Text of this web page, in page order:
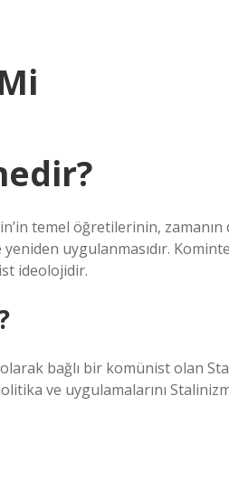
temel öğretilerinin, zamanın
uygulanmasıdır.
ideolojidir.
bağlı bir komünist olan
ve uygulamalarını Stalinizm